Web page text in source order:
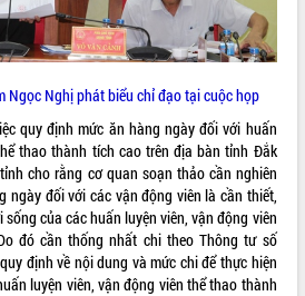
phí
dung
Ngọc Nghị phát biểu chỉ đạo tại cuộc họp
quy định mức ăn hàng ngày đối với huấn
thao thành tích cao trên địa bàn tỉnh Đắk
cho rằng cơ quan soạn thảo cần nghiên
ngày đối với các vận động viên là cần thiết,
của các huấn luyện viên, vận động viên
đó cần thống nhất chi theo Thông tư số
định về nội dung và mức chi để thực hiện
luyện viên, vận động viên thể thao thành